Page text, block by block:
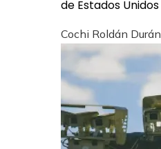
de Estados Unidos
Cochi Roldán Durán